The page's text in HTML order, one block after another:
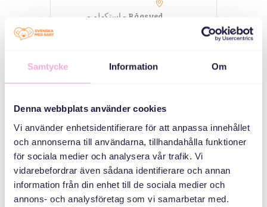
Samtycke Information Om
Denna webbplats använder cookies
Vi använder enhetsidentifierare för att anpassa innehållet
och annonserna till användarna, tillhandahålla funktioner
för sociala medier och analysera vår trafik. Vi
vidarebefordrar även sådana identifierare och annan
information från din enhet till de sociala medier och
annons- och analysföretag som vi samarbetar med.
Rågsved - استکهلم -
ANDRA PLATSER
گردهمایی های
خانوادگی
سازمان دهنده